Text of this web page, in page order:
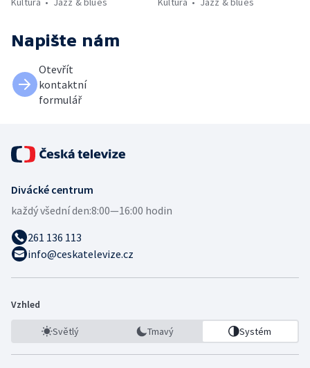
Napište nám
Otevřít
kontaktní
formulář
Divácké centrum
každý všední den:8:00—16:00 hodin
261 136 113
info@ceskatelevize.cz
Vzhled
Světlý Tmavý Systém